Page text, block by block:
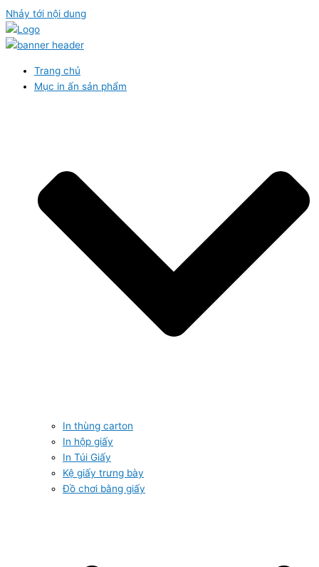
Nhảy tới nội dung
Trang chủ
Mục in ấn sản phẩm
In thùng carton
In hộp giấy
In Túi Giấy
Kệ giấy trưng bày
Đồ chơi bằng giấy